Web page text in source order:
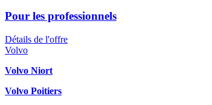
Pour les professionnels
Détails de l'offre
Volvo
Volvo Niort
Volvo Poitiers